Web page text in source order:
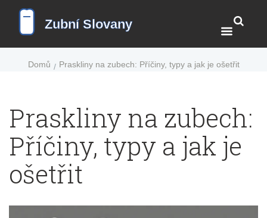
Domů Praskliny na zubech: Příčiny, typy a jak je ošetřit
Praskliny na zubech:
Příčiny, typy a jak je
ošetřit